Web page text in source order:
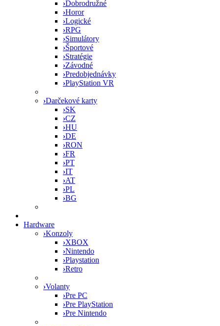
›Dobrodružné
›Horor
›Logické
›RPG
›Simulátory
›Športové
›Stratégie
›Závodné
›Predobjednávky
›PlayStation VR
›Darčekové karty
›SK
›CZ
›HU
›DE
›RON
›FR
›PT
›IT
›AT
›PL
›BG
Hardware
›Konzoly
›XBOX
›Nintendo
›Playstation
›Retro
›Volanty
›Pre PC
›Pre PlayStation
›Pre Nintendo